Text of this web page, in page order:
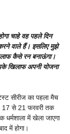
चाहे वह पहले दिन
वाले हैं। इसलिए मुझे
कैसे रन बनाऊंगा।
अपनी योजना
सीरीज का पहला मैच
17 से 21 फरवरी तक
धर्मशाला में खेला जाएगा
में होगा।